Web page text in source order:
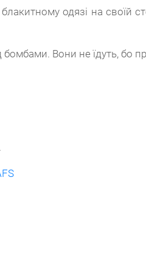
одязі на своїй
Вони не їдуть, бо